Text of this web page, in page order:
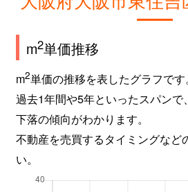
m2単価推移
m2単価の推移を表したグラフです。
過去1年間や5年といったスパンで
下落の傾向がわかります。
不動産を売買するタイミングなど
い。